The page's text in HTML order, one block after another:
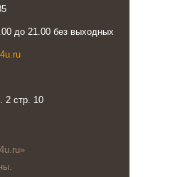
до 21.00 без выходных
2 стр. 10